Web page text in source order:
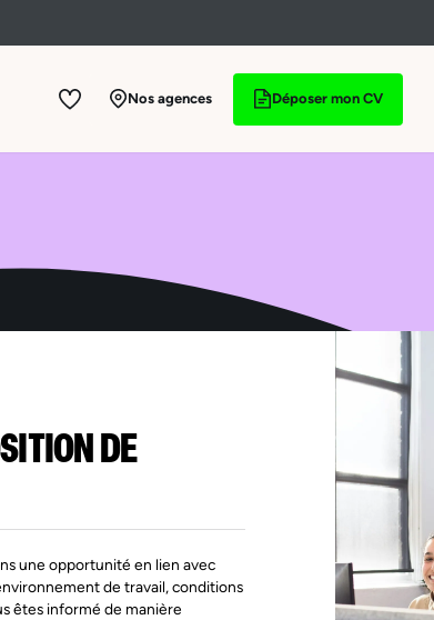
Nos agences Déposer mon CV
DE
une opportunité en lien avec
de travail, conditions
êtes informé de manière